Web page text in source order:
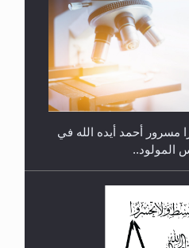
مسرور أحمد أيده الله في
المولود..